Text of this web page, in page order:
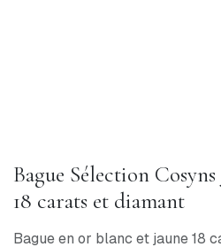
Bague Sélection
18 carats et diamant
Bague en or blanc et jaune 18